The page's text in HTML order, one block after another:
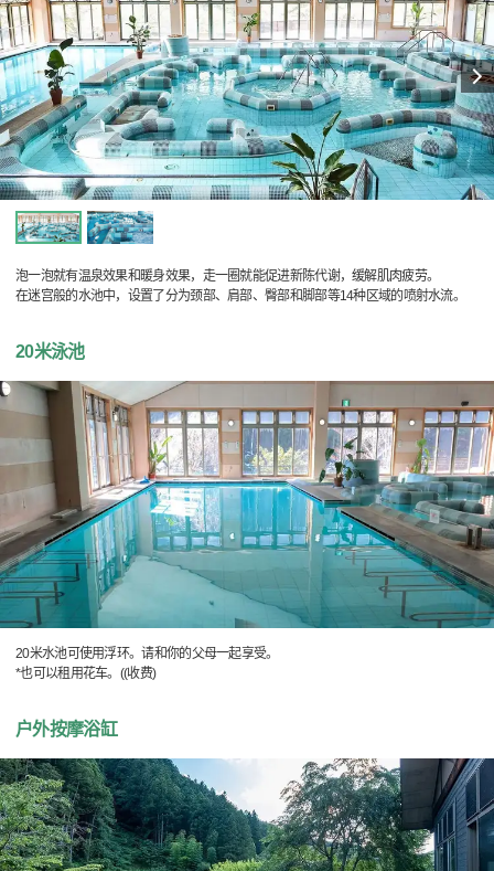
泡一泡就有温泉效果和暖身效果，走一圈就能促进新陈代谢，缓解肌肉疲劳。
在迷宫般的水池中，设置了分为颈部、肩部、臀部和脚部等14种区域的喷射水流。
20米泳池
20米水池可使用浮环。请和你的父母一起享受。
*也可以租用花车。((收费)
户外按摩浴缸